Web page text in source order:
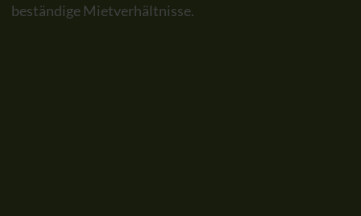
beständige Mietverhältnisse.